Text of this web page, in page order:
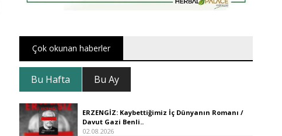
Çok okunan haberler
Bu Hafta Bu Ay
ERZENGİZ: Kaybettiğimiz İç Dünyanın Romanı /
Davut Gazi Benli..
02.08.2026